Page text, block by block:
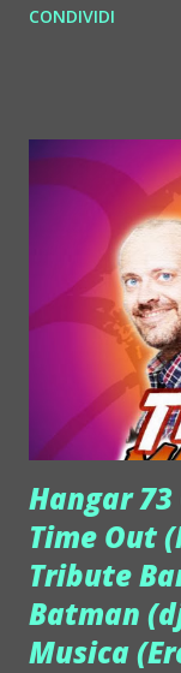
Sant'Abbondio 7,
tml 31/1 Theatre
Como. Al mixer
è una data
solo. E' una data
che va in scena
che ha
Plaisir", la più
dintorni (è attiva
di Como da
contenu...
CONDIVIDI
Hangar
Time Out
Tribute
Batman
Musica